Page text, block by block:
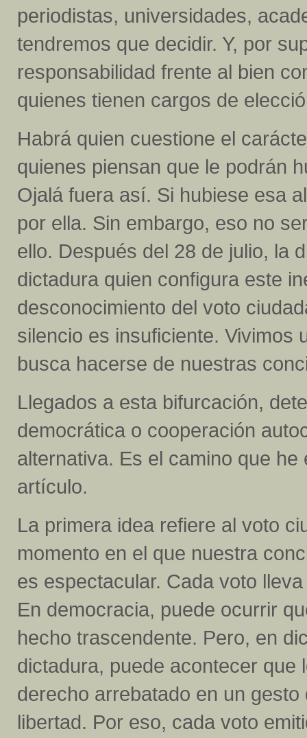
periodistas, universidades,
tendremos que decidir. Y, por
responsabilidad frente al bien
quienes tienen cargos de
Habrá quien cuestione el
quienes piensan que le podrán
Ojalá fuera así. Si hubiese esa
por ella. Sin embargo, eso no
ello. Después del 28 de julio, la
dictadura quien configura este
desconocimiento del voto
silencio es insuficiente. Vivimos
busca hacerse de nuestras
Llegados a esta bifurcación,
democrática o cooperación
alternativa. Es el camino que
artículo.
La primera idea refiere al voto
momento en el que nuestra
es espectacular. Cada voto
En democracia, puede ocurrir
hecho trascendente. Pero, en
dictadura, puede acontecer
derecho arrebatado en un
libertad. Por eso, cada voto